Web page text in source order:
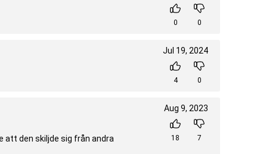
0 0
Jul 19, 2024
4 0
att den skiljde sig från andra
Aug 9, 2023
18 7